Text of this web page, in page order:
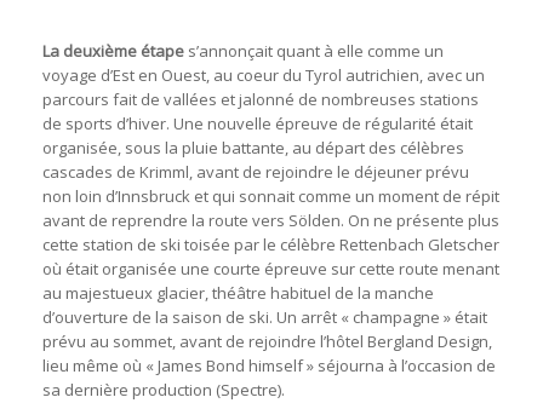
La deuxième étape s’annonçait quant à elle comme un
voyage d’Est en Ouest, au coeur du Tyrol autrichien, avec un
parcours fait de vallées et jalonné de nombreuses stations
de sports d’hiver. Une nouvelle épreuve de régularité était
organisée, sous la pluie battante, au départ des célèbres
cascades de Krimml, avant de rejoindre le déjeuner prévu
non loin d’Innsbruck et qui sonnait comme un moment de répit
avant de reprendre la route vers Sölden. On ne présente plus
cette station de ski toisée par le célèbre Rettenbach Gletscher
où était organisée une courte épreuve sur cette route menant
au majestueux glacier, théâtre habituel de la manche
d’ouverture de la saison de ski. Un arrêt « champagne » était
prévu au sommet, avant de rejoindre l’hôtel Bergland Design,
lieu même où « James Bond himself » séjourna à l’occasion de
sa dernière production (Spectre).